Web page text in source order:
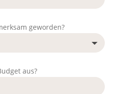
geworden?
aus?